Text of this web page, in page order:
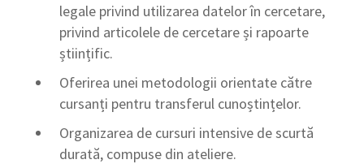
legale privind utilizarea datelor în cercetare,
privind articolele de cercetare și rapoarte
științific.
Oferirea unei metodologii orientate către
cursanți pentru transferul cunoștințelor.
Organizarea de cursuri intensive de scurtă
durată, compuse din ateliere.